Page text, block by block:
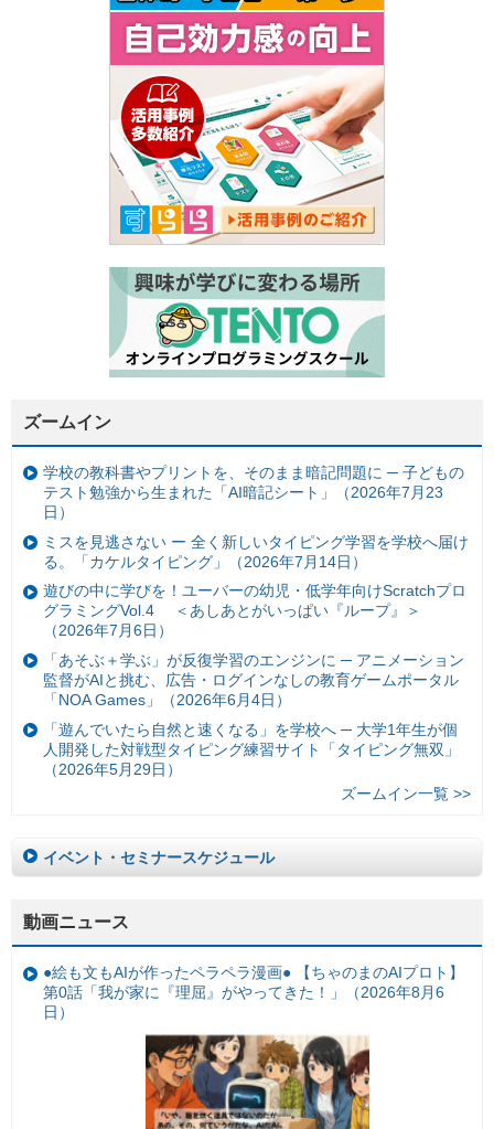
ズームイン
学校の教科書やプリントを、そのまま暗記問題に ─ 子どもの
テスト勉強から生まれた「AI暗記シート」（2026年7月23
日）
ミスを見逃さない ー 全く新しいタイピング学習を学校へ届け
る。「カケルタイピング」（2026年7月14日）
遊びの中に学びを！ユーバーの幼児・低学年向けScratchプロ
グラミングVol.4 ＜あしあとがいっぱい『ループ』＞
（2026年7月6日）
「あそぶ＋学ぶ」が反復学習のエンジンに ─ アニメーション
監督がAIと挑む、広告・ログインなしの教育ゲームポータル
「NOA Games」（2026年6月4日）
「遊んでいたら自然と速くなる」を学校へ ─ 大学1年生が個
人開発した対戦型タイピング練習サイト「タイピング無双」
（2026年5月29日）
ズームイン一覧 >>
イベント・セミナースケジュール
動画ニュース
●絵も文もAIが作ったペラペラ漫画● 【ちゃのまのAIプロト】
第0話「我が家に『理屈』がやってきた！」（2026年8月6
日）